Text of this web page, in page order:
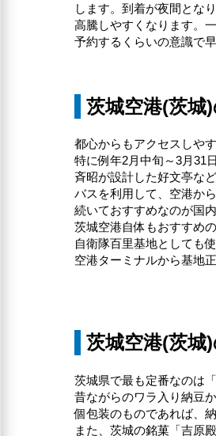
します。到着が夜間とな
高騰しやすくなります。
予約するくらいの意識で
茨城空港(茨城
都心からもアクセスしや
特に例年2月中旬～3月31
斉昭が設計した好文亭な
バスを利用して、空港か
続いておすすめなのが国
茨城空港自体もおすすめ
自衛隊百里基地としても
空港ターミナルから基地
茨城空港(茨城
茨城県で最も定番なのは
昔ながらのワラ入り納豆
個包装のものであれば、
また、茨城の銘菓「吉原